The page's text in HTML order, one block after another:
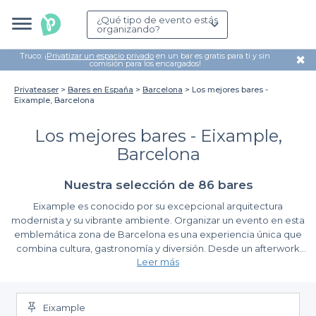
¿Qué tipo de evento estás
organizando?
Truco: ¡Privatizar un espacio privado en un bar es gratis para ti y sin
comisión para los encargados! ✖
Privateaser Bares en España Barcelona
Los mejores bares -
Eixample, Barcelona
Los mejores bares - Eixample,
Barcelona
Nuestra selección de 86 bares
Eixample es conocido por su excepcional arquitectura
modernista y su vibrante ambiente. Organizar un evento en esta
emblemática zona de Barcelona es una experiencia única que
combina cultura, gastronomía y diversión. Desde un afterwork
relajado hasta una celebración especial, Eixample ofrece una
En Privateaser, hemos seleccionado los mejores bares en
Leer más
Eixample